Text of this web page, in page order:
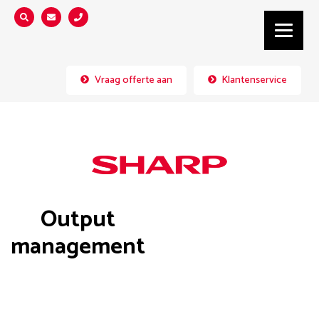
Zoeken...
Vraag offerte aan Klantenservice
Output
management